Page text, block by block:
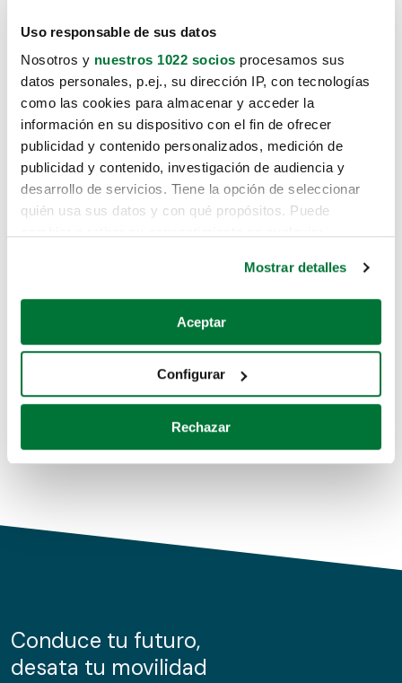
Uso responsable de sus datos
Nosotros y nuestros 1022 socios procesamos sus
datos personales, p.ej., su dirección IP, con tecnologías
como las cookies para almacenar y acceder la
información en su dispositivo con el fin de ofrecer
publicidad y contenido personalizados, medición de
publicidad y contenido, investigación de audiencia y
desarrollo de servicios. Tiene la opción de seleccionar
quién usa sus datos y con qué propósitos. Puede
Si lo permite, también quisiéramos:
Recopilar información sobre su ubicación geográfica
Identificar su dispositivo analizándolo activamente
para buscar características específicas (huellas
Obtenga más información sobre cómo se procesan sus
de cookies.
información sobre el uso que haga del sitio web con
nuestros partners de redes sociales, publicidad y análisis
Mostrar detalles
Aceptar
Configurar
Rechazar
Lo sentimos, no sabemos como
te hemos traido hasta aquí.
Pero puedes encontrar el coche que estás
buscando en alguno de estos enlaces:
Coches de segunda mano
Coches de km0
Conduce tu futuro,
desata tu movilidad